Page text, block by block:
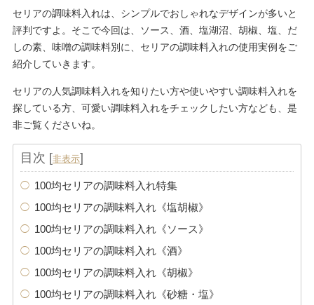
セリアの調味料入れは、シンプルでおしゃれなデザインが多いと
評判ですよ。そこで今回は、ソース、酒、塩湖沼、胡椒、塩、だ
しの素、味噌の調味料別に、セリアの調味料入れの使用実例をご
紹介していきます。
セリアの人気調味料入れを知りたい方や使いやすい調味料入れを
探している方、可愛い調味料入れをチェックしたい方なども、是
非ご覧くださいね。
目次 [非表示]
100均セリアの調味料入れ特集
100均セリアの調味料入れ《塩胡椒》
100均セリアの調味料入れ《ソース》
100均セリアの調味料入れ《酒》
100均セリアの調味料入れ《胡椒》
100均セリアの調味料入れ《砂糖・塩》